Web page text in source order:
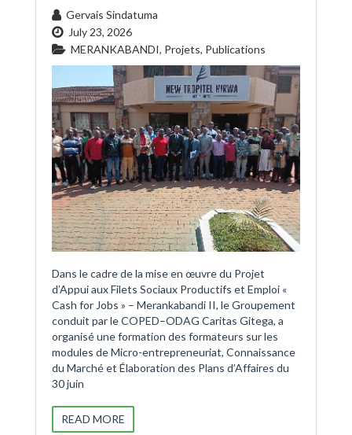
Gervais Sindatuma
July 23, 2026
MERANKABANDI, Projets, Publications
Dans le cadre de la mise en œuvre du Projet
d’Appui aux Filets Sociaux Productifs et Emploi «
Cash for Jobs » – Merankabandi II, le Groupement
conduit par le COPED–ODAG Caritas Gitega, a
organisé une formation des formateurs sur les
modules de Micro-entrepreneuriat, Connaissance
du Marché et Élaboration des Plans d’Affaires du
30 juin
READ MORE